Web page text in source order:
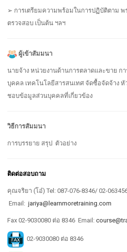
➢ การเตรียมความพร้อมในการปฏิบัติตาม พ
ตรวจสอบ เป็นต้น ฯลฯ
ผู้เข้าสัมมนา
นายจ้าง หน่วยงานด้านการตลาดและขาย ก
บุคคล เทคโนโลยีสารสนเทศ จัดซื้อจัดจ้าง
ชอบข้อมูลส่วนบุคคลที่เกี่ยวข้อง
วิธีการสัมมนา
การบรรยาย สรุป ตัวอย่าง
ติดต่อสอบถาม
คุณจริยา (โอ๋) Tel: 087-076-8346/ 02-
Email: jariya@learnmoretraining.com
Fax 02-9030080 ต่อ 8346 Email:
02-9030080 ต่อ 8346